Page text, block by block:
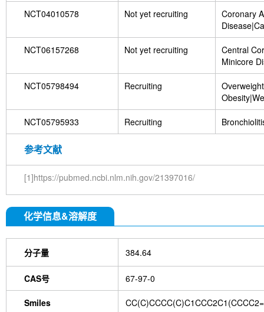
NCT04010578 Not yet recruiting
Coronary
NCT06157268 Not yet recruiting
Central
Minicore
Myopathy
NCT05798494 Recruiting
Nutrition
NCT05795933 Recruiting
参考文献
[1]https://pubmed.ncbi.nlm.nih.gov/21397016/
化学信息&溶解度
分子量 384.64
CAS号 67-97-0
Smiles